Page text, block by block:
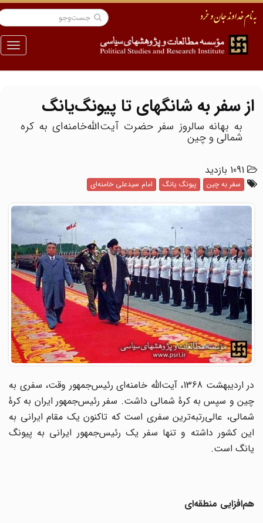
منو
از سفر به شانگهای تا پیونگ‌یانگ
به بهانه سالروز سفر حضرت آیت‌الله‌خامنه‌ای به کره
شمالی و چین
1091 بازدید
سفر به چین پیونگ یانگ امام سیدعلی خامنه‌ای
در اردیبهشت 1368، آیت‌الله خامنه‌ای رئیس‌جمهور وقت، سفری به
چین و سپس به کرۀ شمالی داشت. سفر رئیس‌جمهور ایران به کرۀ
شمالی، عالی‌رتبه‌ترین سفری است که تاکنون یک مقام ایرانی به
این کشور داشته و تنها سفر یک رئیس‌جمهور ایرانی به پیونگ
یانگ است.
هم‌افزایی منطقه‌ای